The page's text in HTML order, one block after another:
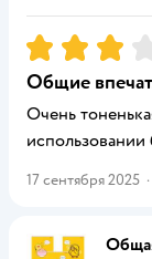
Рейтинг:3
Общие
Очень
использовании
17 сентября 2025 ·